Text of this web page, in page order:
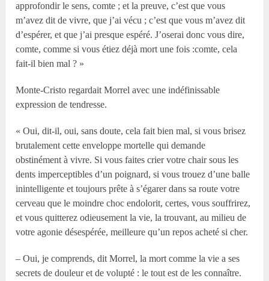
approfondir le sens, comte ; et la preuve, c’est que vous
m’avez dit de vivre, que j’ai vécu ; c’est que vous m’avez dit
d’espérer, et que j’ai presque espéré. J’oserai donc vous dire,
comte, comme si vous étiez déjà mort une fois :comte, cela
fait-il bien mal ? »
Monte-Cristo regardait Morrel avec une indéfinissable
expression de tendresse.
« Oui, dit-il, oui, sans doute, cela fait bien mal, si vous brisez
brutalement cette enveloppe mortelle qui demande
obstinément à vivre. Si vous faites crier votre chair sous les
dents imperceptibles d’un poignard, si vous trouez d’une balle
inintelligente et toujours prête à s’égarer dans sa route votre
cerveau que le moindre choc endolorit, certes, vous souffrirez,
et vous quitterez odieusement la vie, la trouvant, au milieu de
votre agonie désespérée, meilleure qu’un repos acheté si cher.
– Oui, je comprends, dit Morrel, la mort comme la vie a ses
secrets de douleur et de volupté : le tout est de les connaître.